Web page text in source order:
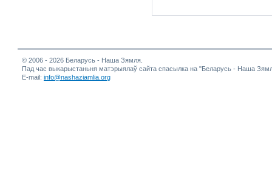
© 2006 - 2026 Беларусь - Наша Зямля.
Пад час выкарыстаньня матэрыялаў сайта спасылка на "Беларусь - Наша
E-mail: info@nashaziamlia.org